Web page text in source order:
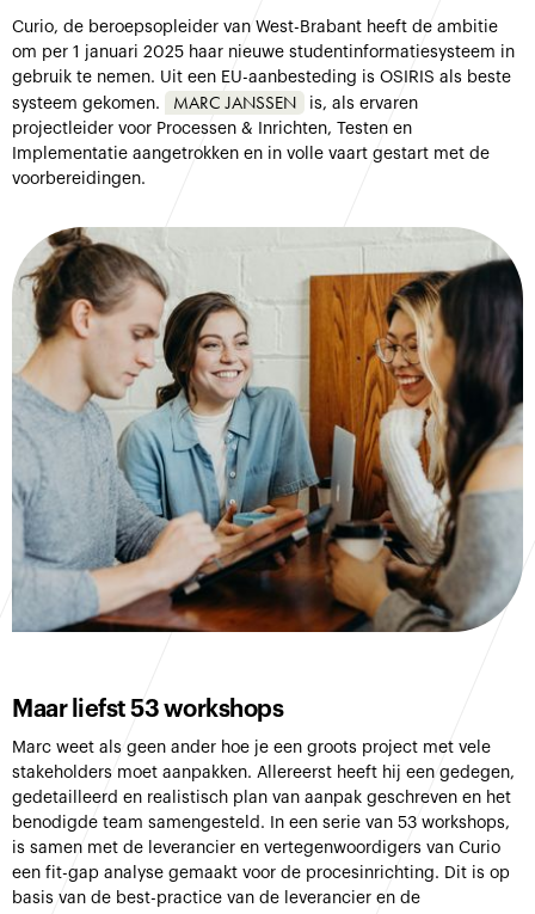
Curio, de beroepsopleider van West-Brabant heeft de ambitie
om per 1 januari 2025 haar nieuwe studentinformatiesysteem in
gebruik te nemen. Uit een EU-aanbesteding is OSIRIS als beste
systeem gekomen.
MARC JANSSEN
is, als ervaren
projectleider voor Processen & Inrichten, Testen en
Implementatie aangetrokken en in volle vaart gestart met de
voorbereidingen.
Maar liefst 53 workshops
Marc weet als geen ander hoe je een groots project met vele
stakeholders moet aanpakken. Allereerst heeft hij een gedegen,
gedetailleerd en realistisch plan van aanpak geschreven en het
benodigde team samengesteld. In een serie van 53 workshops,
is samen met de leverancier en vertegenwoordigers van Curio
een fit-gap analyse gemaakt voor de procesinrichting. Dit is op
basis van de best-practice van de leverancier en de